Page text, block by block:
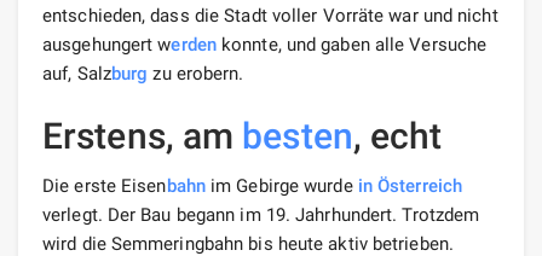
entschieden, dass die Stadt voller Vorräte war und nicht
ausgehungert werdenkonnte, und gaben alle Versuche
auf, Salzburg zu erobern.
Erstens, am besten, echt
Die erste Eisenbahnim Gebirge wurde in Österreich
verlegt. Der Bau begann im 19. Jahrhundert. Trotzdem
wird die Semmeringbahn bis heute aktiv betrieben.